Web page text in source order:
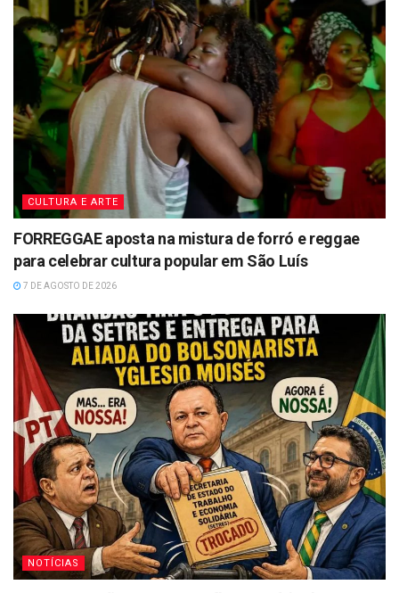
CULTURA E ARTE
FORREGGAE aposta na mistura de forró e reggae
para celebrar cultura popular em São Luís
7 DE AGOSTO DE 2026
NOTÍCIAS